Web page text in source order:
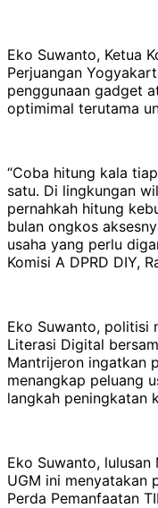
Eko Suwanto, Ketua
Perjuangan
penggunaan gadget
optimimal terutama
“Coba hitung kala
satu. Di lingkungan
pernahkah hitung
bulan ongkos
usaha yang perlu
Komisi A DPRD DIY,
Eko Suwanto, politisi
Literasi Digital
Mantrijeron ingatkan
menangkap peluang
langkah peningkatan
Eko Suwanto,
UGM ini menyatakan
Perda Pemanfaatan